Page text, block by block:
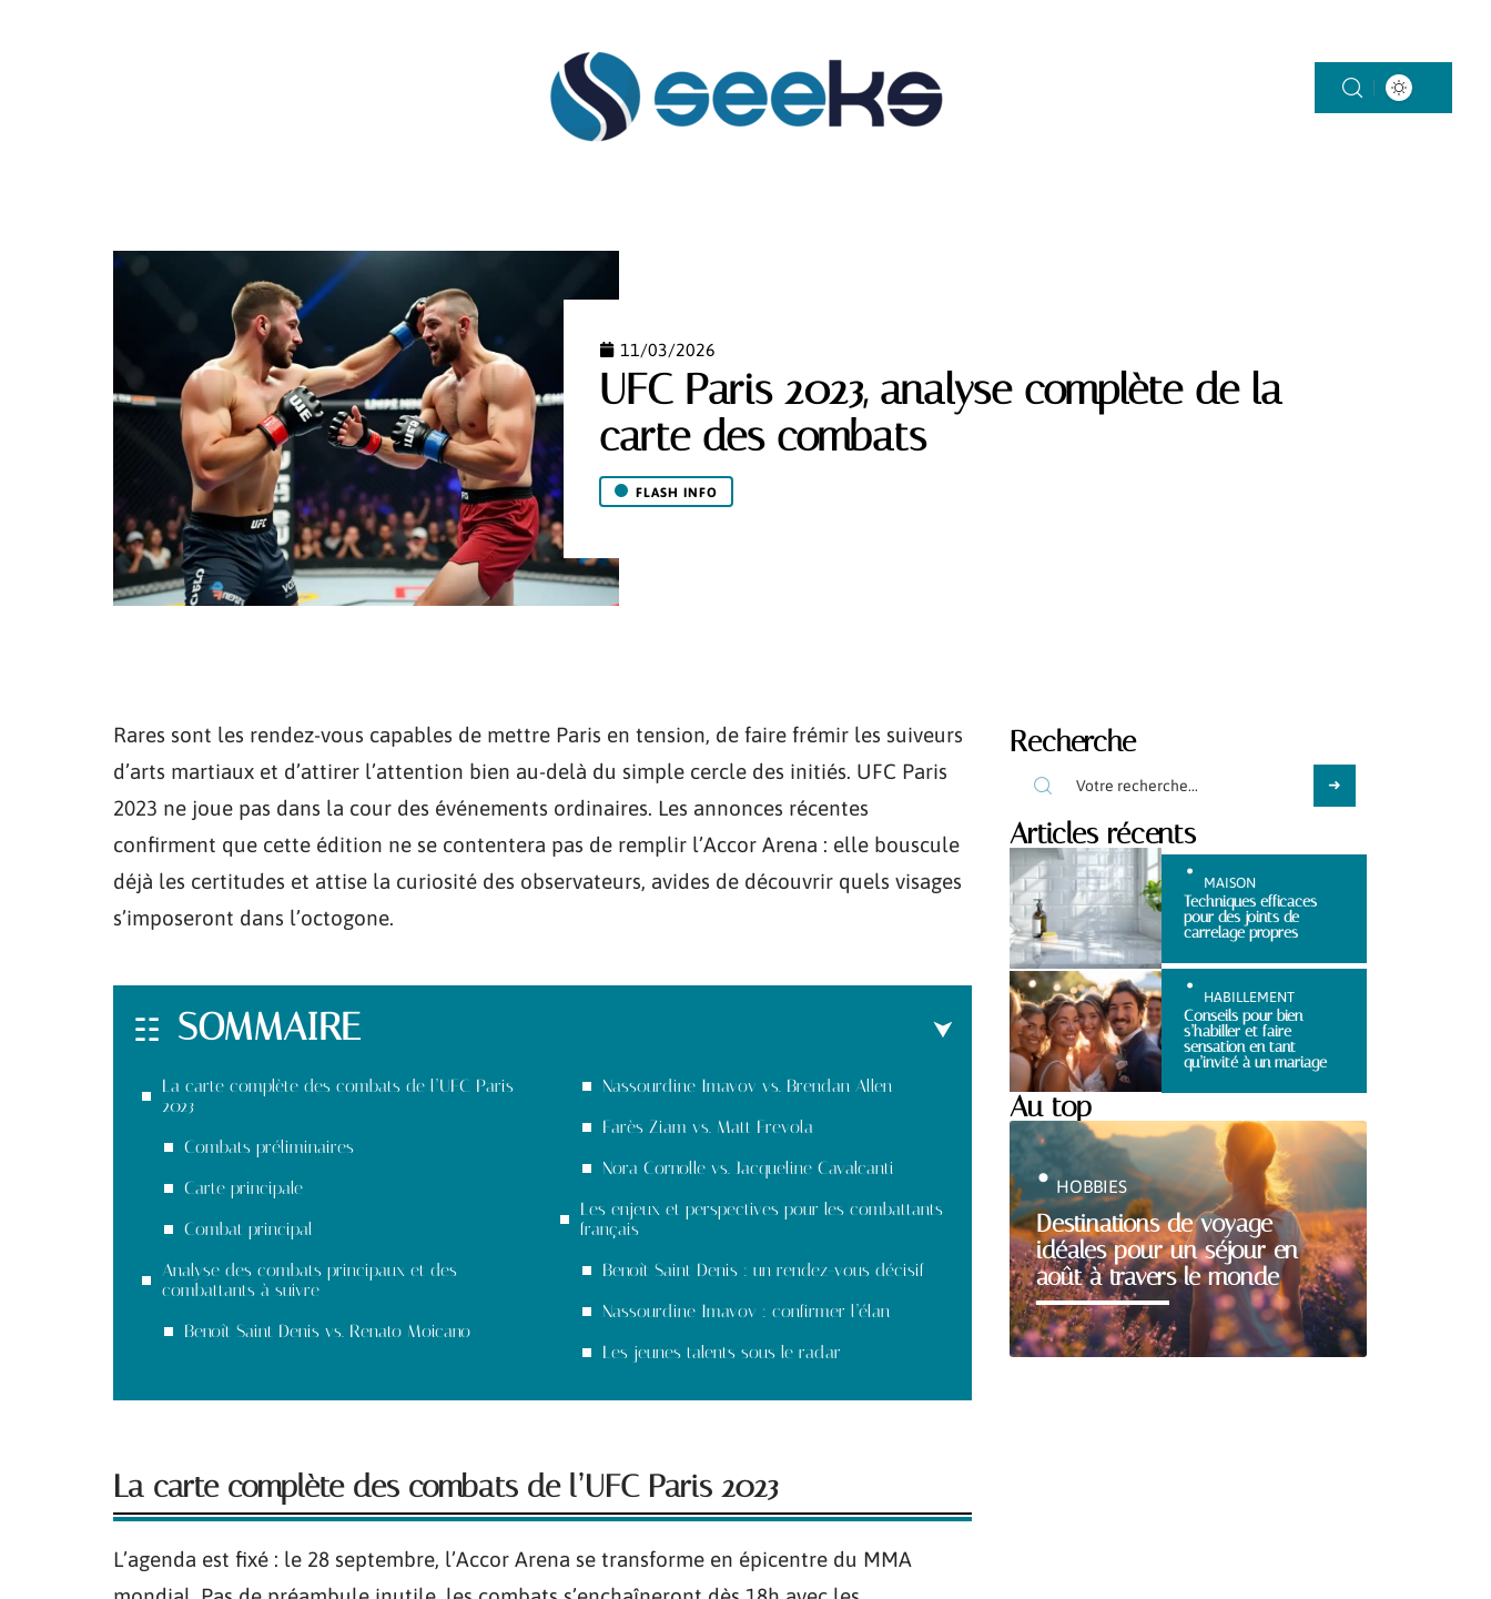
11/03/2026
UFC Paris 2023, analyse complète de la
carte des combats
FLASH INFO
Rares sont les rendez-vous capables de mettre Paris en tension, de faire frémir les suiveurs
d’arts martiaux et d’attirer l’attention bien au-delà du simple cercle des initiés. UFC Paris
2023 ne joue pas dans la cour des événements ordinaires. Les annonces récentes
confirment que cette édition ne se contentera pas de remplir l’Accor Arena : elle bouscule
déjà les certitudes et attise la curiosité des observateurs, avides de découvrir quels visages
s’imposeront dans l’octogone.
SOMMAIRE
La carte complète des combats de l’UFC Paris
2023
Combats préliminaires
Carte principale
Combat principal
Analyse des combats principaux et des
combattants à suivre
Benoît Saint Denis vs. Renato Moicano
Nassourdine Imavov vs. Brendan Allen
Farès Ziam vs. Matt Frevola
Nora Cornolle vs. Jacqueline Cavalcanti
Les enjeux et perspectives pour les combattants
français
Benoît Saint Denis : un rendez-vous décisif
Nassourdine Imavov : confirmer l’élan
Les jeunes talents sous le radar
La carte complète des combats de l’UFC Paris 2023
L’agenda est fixé : le 28 septembre, l’Accor Arena se transforme en épicentre du MMA
Recherche
Articles récents
MAISON
Techniques efficaces
pour des joints de
carrelage propres
HABILLEMENT
Conseils pour bien
s’habiller et faire
sensation en tant
qu’invité à un mariage
Au top
Destinations de voyage
idéales pour un séjour en
août à travers le monde
HOBBIES